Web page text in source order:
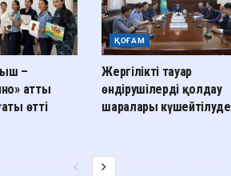
–
атты
өтті
ҚОҒАМ
Жергілікті тауар
өндірушілерді қолдау
шаралары күшейтілуде